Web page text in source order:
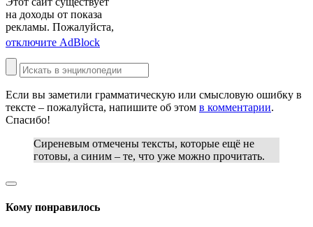
на доходы от показа
рекламы. Пожалуйста,
отключите AdBlock
Если вы заметили грамматическую или смысловую ошибку в
тексте – пожалуйста, напишите об этом в комментарии.
Спасибо!
Сиреневым отмечены тексты, которые ещё не
готовы, а синим – те, что уже можно прочитать.
Кому понравилось